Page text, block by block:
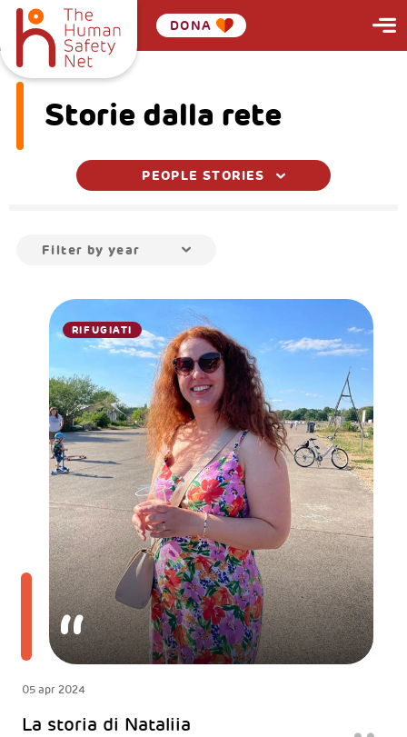
DONA
Storie dalla rete
PEOPLE STORIES
Filter by year
RIFUGIATI
05 apr 2024
La storia di Nataliia